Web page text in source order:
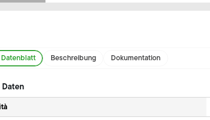
Beschreibung Dokumentation